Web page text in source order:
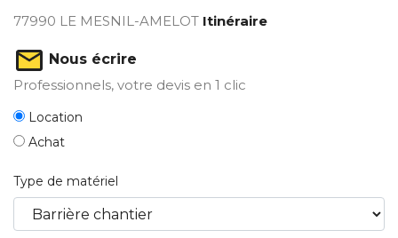
77990 LE MESNIL-AMELOT Itinéraire
Nous écrire
Professionnels, votre devis en 1 clic
Location
Achat
Type de matériel